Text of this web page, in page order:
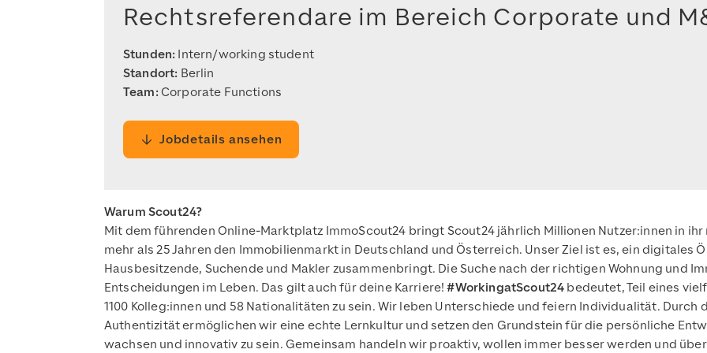
Rechtsreferendare im Bereich Corporate und
Stunden: Intern/working student
Standort: Berlin
Team:Corporate Functions
Jobdetails ansehen
Warum Scout24?
Mit dem führenden Online-Marktplatz ImmoScout24 bringt Scout24 jährlich Millionen Nutzer:innen in
mehr als 25 Jahren den Immobilienmarkt in Deutschland und Österreich. Unser Ziel ist es, ein digitales
Hausbesitzende, Suchende und Makler zusammenbringt. Die Suche nach der richtigen Wohnung und
Entscheidungen im Leben. Das gilt auch für deine Karriere!#WorkingatScout24 bedeutet, Teil eines
1100 Kolleg:innen und 58 Nationalitäten zu sein. Wir leben Unterschiede und feiern Individualität.
Authentizität ermöglichen wir eine echte Lernkultur und setzen den Grundstein für die persönliche
wachsen und innovativ zu sein. Gemeinsam handeln wir proaktiv, wollen immer besser werden und